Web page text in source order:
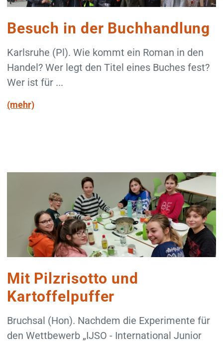
Besuch in der Buchhandlung
Karlsruhe (Pl). Wie kommt ein Roman in den
Handel? Wer legt den Titel eines Buches fest?
Wer ist für ...
(mehr)
Mit Pilzrisotto und
Kartoffelpuffer
Bruchsal (Hon). Nachdem die Experimente für
den Wettbewerb „IJSO - International Junior